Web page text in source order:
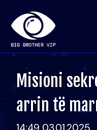
Misioni
arrin të